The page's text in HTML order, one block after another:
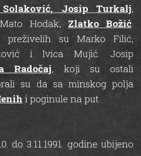
Josip Turkalj,
Hodak,Zlatko Božić
preživelih su Marko Filić,
i Ivica Mujić. Josip
Radočaj, koji su ostali
su da sa minskog polja
i poginule na put.
do 3.11.1991. godine ubijeno